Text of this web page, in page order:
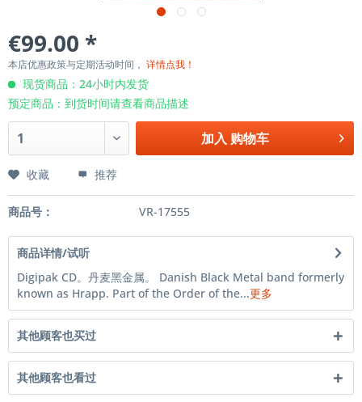
€99.00 *
本店优惠政策与定期活动时间， 详情点我！
现货商品：24小时内发货
预定商品：到货时间请查看商品描述
加入 购物车
收藏 推荐
商品号： VR-17555
商品详情/试听
Digipak CD。丹麦黑金属。 Danish Black Metal band formerly
known as Hrapp. Part of the Order of the...更多
其他顾客也买过
其他顾客也看过